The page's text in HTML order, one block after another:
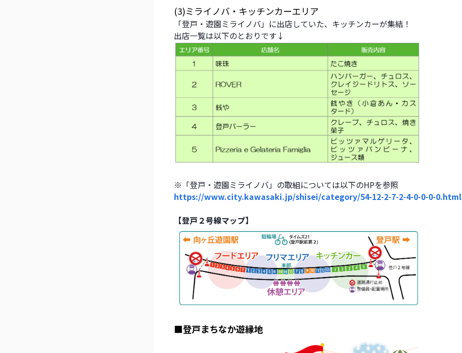
(3)ミライノバ・キッチンカーエリア
「登戸・遊園ミライノバ」に出店していた、キッチンカーが集結！
出店一覧は以下のとおりです↓
※「登戸・遊園ミライノバ」の取組については以下のHPを参照
https://www.city.kawasaki.jp/shisei/category/54-12-2-7-2-4-0-0-0-0.html
【登戸２号線マップ】
■登戸まちなか遊縁地